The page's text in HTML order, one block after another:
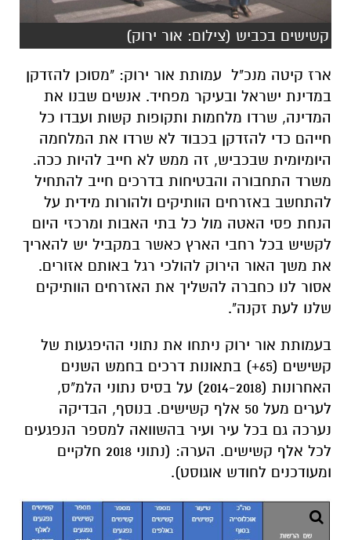
קשישים בכביש (צילום: אור ירוק)
ארז קיטה מנכ"ל עמותת אור ירוק: "מסוכן להזדקן
במדינת ישראל ובעיקר מפחיד. אנשים שבנו את
המדינה, שרדו מלחמות ותקופות קשות ועבדו כל
חייהם כדי להזדקן בכבוד לא שרדו את המלחמה
היומיומית שבכביש, זה ממש לא חייב להיות ככה.
משרד התחבורה והבטיחות בדרכים חייב להתחיל
להתחשב באזרחים הוותיקים ולהורות מידית על
הנחת פסי האטה מול כל בתי האבות ומרכזי היום
לקשיש בכל רחבי הארץ כאשר במקביל יש להאריך
את משך האור הירוק להולכי רגל באותם אזורים.
אסור לנו כחברה להשליך את האזרחים הוותיקים
שלנו לעת זקנה".
בעמותת אור ירוק ניתחו את נתוני ההיפגעות של
קשישים (65+) בתאונות דרכים בחמש השנים
האחרונות (2014-2018) על בסיס נתוני הלמ"ס,
לערים מעל 50 אלף קשישים. בנוסף, הבדיקה
נערכה גם בכל עיר ועיר בהשוואה למספר הנפגעים
לכל אלף קשישים. הערה: (נתוני 2018 חלקיים
ומעודכנים לחודש אוגוסט).